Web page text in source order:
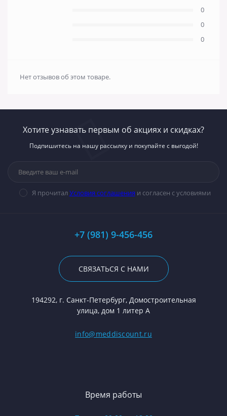
0
0
0
Нет отзывов об этом товаре.
Хотите узнавать первым об акциях и скидках?
Подпишитесь на нашу рассылку и покупайте с выгодой!
Я прочитал Условия соглашения и согласен с условиями
+7 (981) 9-456-456
СВЯЗАТЬСЯ С НАМИ
194292, г. Санкт-Петербург, Домостроительная
улица, дом 1 литер А
info@meddiscount.ru
Время работы